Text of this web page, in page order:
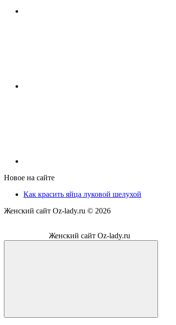
Новое на сайте
Как красить яйца луковой шелухой
Женский сайт Oz-lady.ru © 2026
Женский сайт Oz-lady.ru